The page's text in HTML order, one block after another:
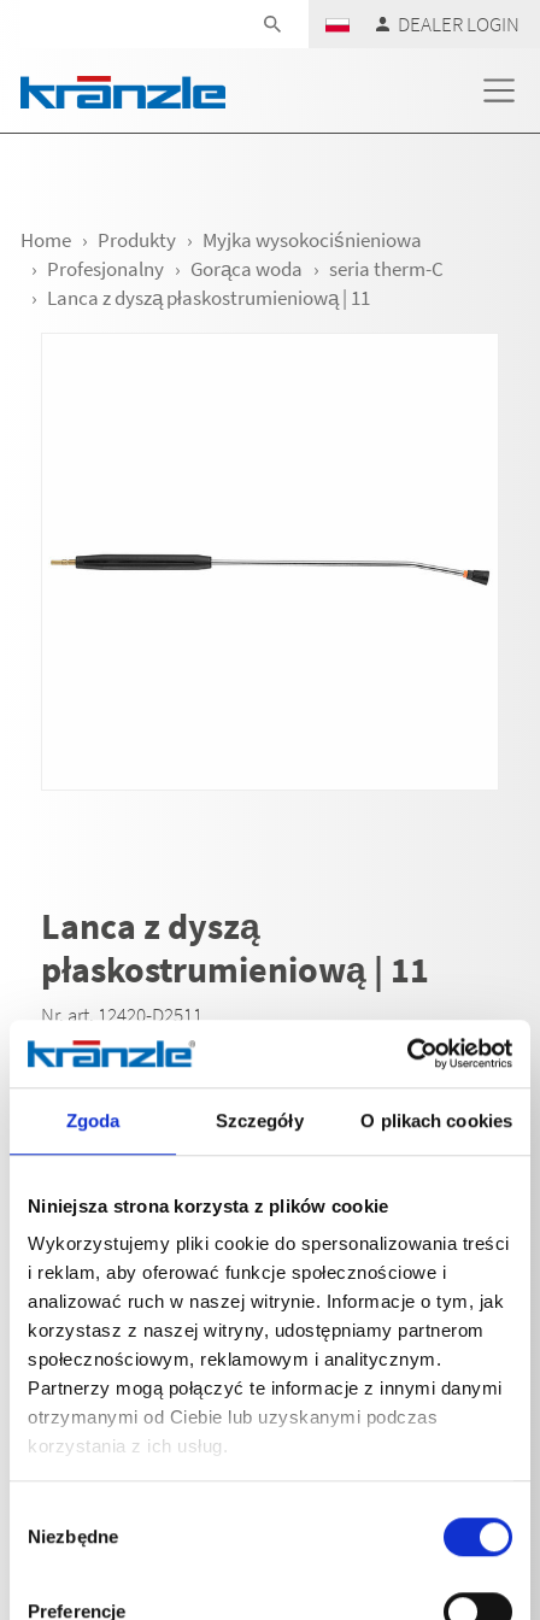
Zgoda Szczegóły O plikach cookies
Niniejsza strona korzysta z plików cookie
Wykorzystujemy pliki cookie do spersonalizowania treści
i reklam, aby oferować funkcje społecznościowe i
analizować ruch w naszej witrynie. Informacje o tym, jak
korzystasz z naszej witryny, udostępniamy partnerom
społecznościowym, reklamowym i analitycznym.
Partnerzy mogą połączyć te informacje z innymi danymi
otrzymanymi od Ciebie lub uzyskanymi podczas
korzystania z ich usług.
zgody
Niezbędne
Preferencje
DEALER LOGIN
Home Produkty
Myjka wysokociśnieniowa
Profesjonalny
Gorąca woda
seria therm-C
Lanca z dyszą płaskostrumieniową | 11
Lanca z dyszą
płaskostrumieniową | 11
Nr. art. 12420-D2511
Do czyszczenia delikatnych powierzchni. Dysze płaskie
dzięki stożkowemu strumieniowi działają szczególnie
delikatnie i umożliwiają „zamiatanie” brudu.Lanca ze
stali szlachetnej z dyszą ze stali szlachetnej i osłoną
Specyfikacje techniczne
SPECYFIKACJE TECHNICZNE